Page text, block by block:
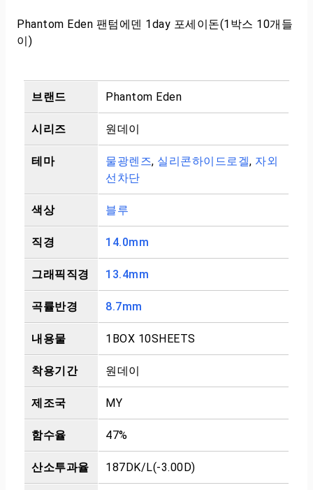
Phantom Eden 팬텀에덴 1day 포세이돈(1박스 10개들
이)
브랜드 Phantom Eden
시리즈 원데이
테마 물광렌즈, 실리콘하이드로겔, 자외
선차단
색상 블루
직경 14.0mm
그래픽직경 13.4mm
곡률반경 8.7mm
내용물 1BOX 10SHEETS
착용기간 원데이
제조국 MY
함수율 47%
산소투과율 187DK/L(-3.00D)